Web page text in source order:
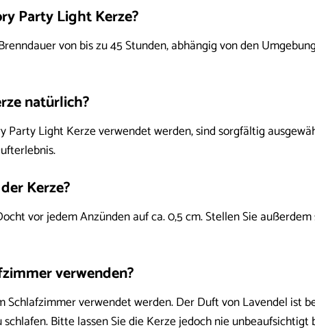
Party Light Kerze?
von bis zu 45 Stunden, abhängig von den
natürlich?
Party Light Kerze verwendet werden, sind sorgfältig
Kerze?
vor jedem Anzünden auf ca. 0,5 cm. Stellen Sie
verwenden?
Schlafzimmer verwendet werden. Der Duft von Lavendel ist
Bitte lassen Sie die Kerze jedoch nie unbeaufsichtigt